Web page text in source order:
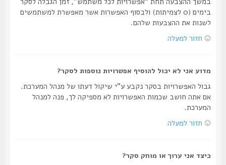
בימים (0 לצמיתות) ולבסוף האפשרות אשר מאפשרת למשתמשים
לשנות את ההצבעות שלהם.
חזור למעלה
מדוע אני לא יכול להוסיף אפשרויות נוספות לסקר?
גבול האפשרויות בסקר נקבע ע"י שיקול דעתו של מנהל המערכת.
אם אתה חושב שכמות האפשרויות לא מספיקה לך, פנה למנהל
המערכת.
חזור למעלה
כיצד אני ערוך או מוחק סקר?